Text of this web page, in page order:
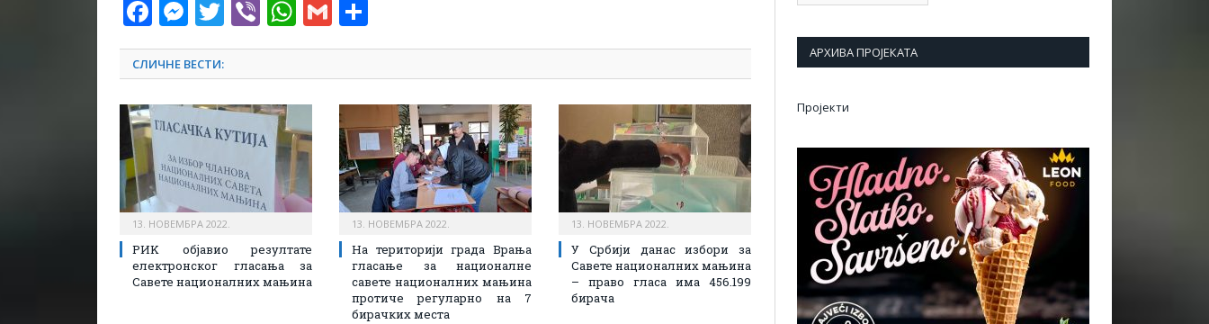
Facebook
Messenger
Twitter
ViberWhatsApp
Gmail
СЛИЧНЕ ВЕСТИ:
13. НОВЕМБРА 2022.
РИK објавио резултате
електронског гласања за
Савете националних мањина
13. НОВЕМБРА 2022.
На територији града Врања
гласање за националне
савете националних мањина
протиче регуларно на 7
бирачких места
13. НОВЕМБРА 2022.
У Србији данас избори за
Савете националних мањина
– право гласа има 456.199
бирача
АРХИВА ПРОЈЕКАТА
Пројекти